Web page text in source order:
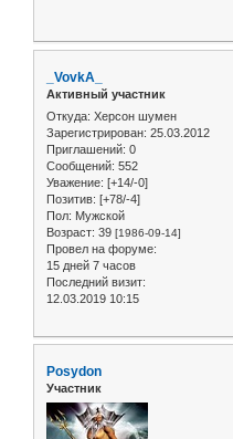
_VovkA_
Активный участник
Откуда: Херсон шумен
Зарегистрирован: 25.03.2012
Приглашений: 0
Сообщений: 552
Уважение: [+14/-0]
Позитив: [+78/-4]
Пол: Мужской
Возраст: 39 [1986-09-14]
Провел на форуме:
15 дней 7 часов
Последний визит:
12.03.2019 10:15
Posydon
Участник